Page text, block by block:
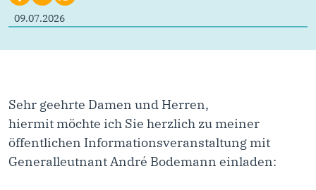
09.07.2026
Sehr geehrte Damen und Herren,
hiermit möchte ich Sie herzlich zu meiner
öffentlichen Informationsveranstaltung mit
Generalleutnant André Bodemann einladen: